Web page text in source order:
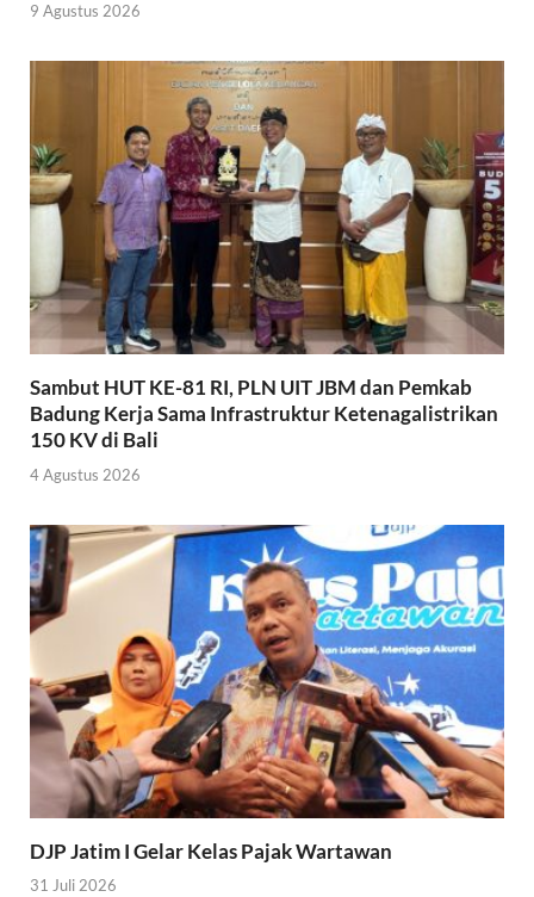
9 Agustus 2026
Sambut HUT KE-81 RI, PLN UIT JBM dan Pemkab
Badung Kerja Sama Infrastruktur Ketenagalistrikan
150 KV di Bali
4 Agustus 2026
DJP Jatim I Gelar Kelas Pajak Wartawan
31 Juli 2026